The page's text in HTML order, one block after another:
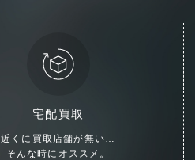
宅配買取
近くに買取店舗が無い…
そんな時にオススメ。